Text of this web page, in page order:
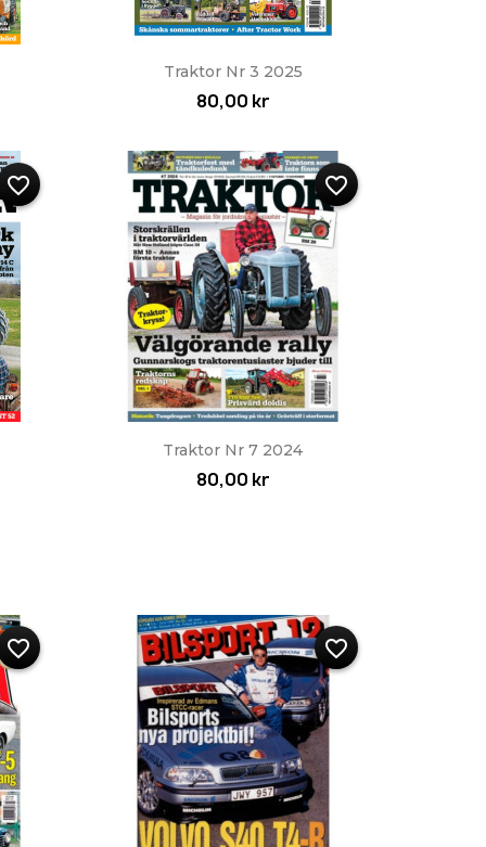
Snabbvy
Traktor Nr 3 2025
80,00 kr
favorite_border
Snabbvy
Traktor Nr 7 2024
80,00 kr
favorite_border
favorite_border favorite_border